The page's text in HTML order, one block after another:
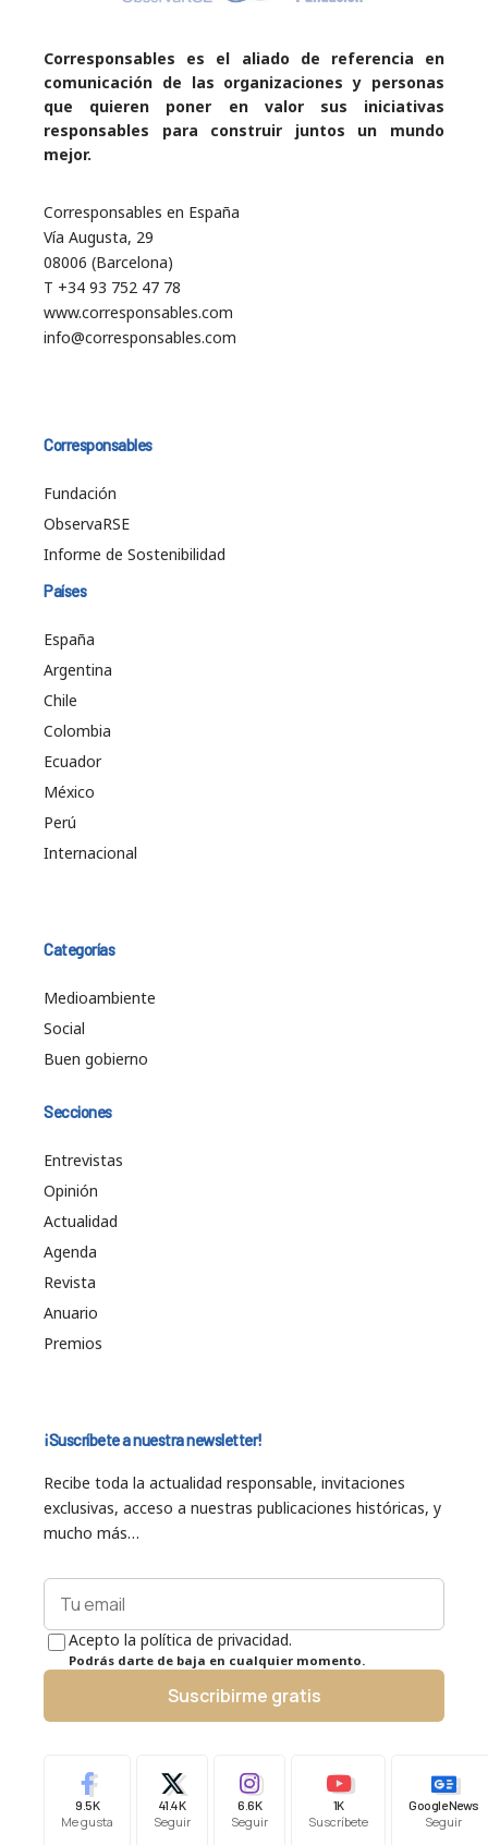
Corresponsables es el aliado de referencia en
comunicación de las organizaciones y personas
que quieren poner en valor sus iniciativas
responsables para construir juntos un mundo
mejor.
Corresponsables en España
Vía Augusta, 29
08006 (Barcelona)
T +34 93 752 47 78
www.corresponsables.com
info@corresponsables.com
Corresponsables
Fundación
ObservaRSE
Informe de Sostenibilidad
Países
España
Argentina
Chile
Colombia
Ecuador
México
Perú
Internacional
Categorías
Medioambiente
Social
Buen gobierno
Secciones
Entrevistas
Opinión
Actualidad
Agenda
Revista
Anuario
Premios
¡Suscríbete a nuestra newsletter!
Recibe toda la actualidad responsable, invitaciones
exclusivas, acceso a nuestras publicaciones históricas, y
mucho más…
Acepto la política de privacidad.
Podrás darte de baja en cualquier momento.
Suscribirme gratis
9.5K
Me gusta
41.4K
Seguir
6.6K
Seguir
1K
Suscríbete
Google News
Seguir